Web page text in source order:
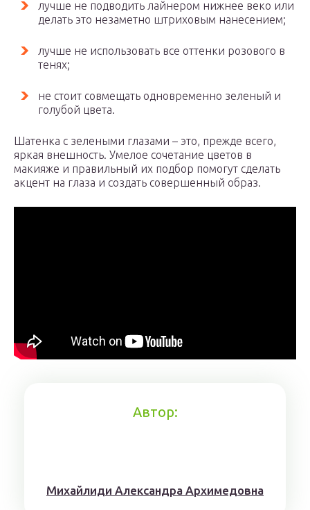
лучше не подводить лайнером нижнее веко или
делать это незаметно штриховым нанесением;
лучше не использовать все оттенки розового в
тенях;
не стоит совмещать одновременно зеленый и
голубой цвета.
Шатенка с зелеными глазами – это, прежде всего,
яркая внешность. Умелое сочетание цветов в
макияже и правильный их подбор помогут сделать
акцент на глаза и создать совершенный образ.
Автор:
Михaйлиди Aлександрa Aрхимедовна